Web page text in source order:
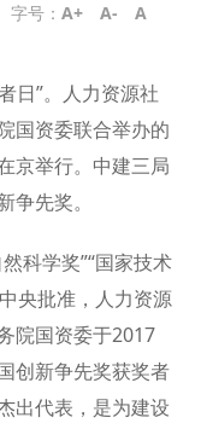
字号：A+ A- A
日”。人力资源社
国资委联合举办的
京举行。中建三局
先奖。
科学奖”“国家技术
央批准，人力资源
院国资委于2017
创新争先奖获奖者
出代表，是为建设